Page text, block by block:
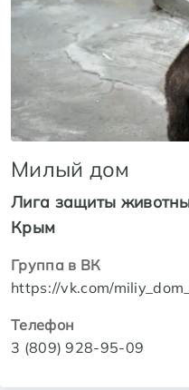
Милый дом
Лига защиты
Крым
Группа в ВК
https://vk.com/
Телефон
3 (809) 928-95-09